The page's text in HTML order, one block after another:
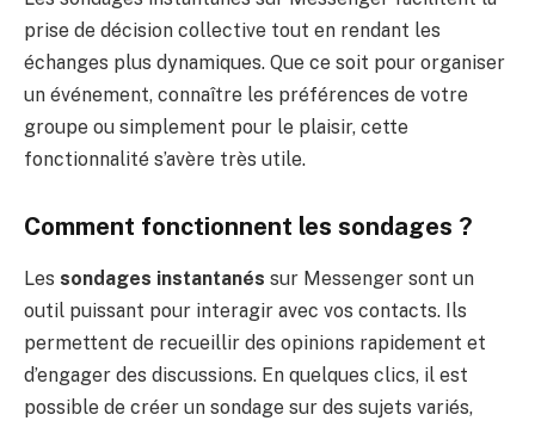
prise de décision collective tout en rendant les
échanges plus dynamiques. Que ce soit pour organiser
un événement, connaître les préférences de votre
groupe ou simplement pour le plaisir, cette
fonctionnalité s’avère très utile.
Comment fonctionnent les sondages ?
Les sondages instantanés sur Messenger sont un
outil puissant pour interagir avec vos contacts. Ils
permettent de recueillir des opinions rapidement et
d’engager des discussions. En quelques clics, il est
possible de créer un sondage sur des sujets variés,